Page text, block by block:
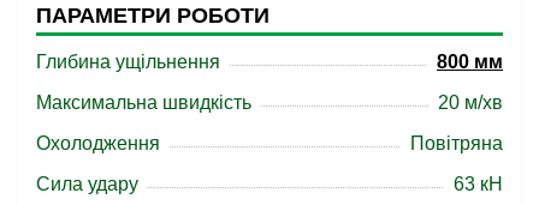
ПАРАМЕТРИ РОБОТИ
Глибина ущільнення
800 мм
Максимальна швидкість
20 м/хв
Охолодження
Повітряна
Сила удару
63 кН